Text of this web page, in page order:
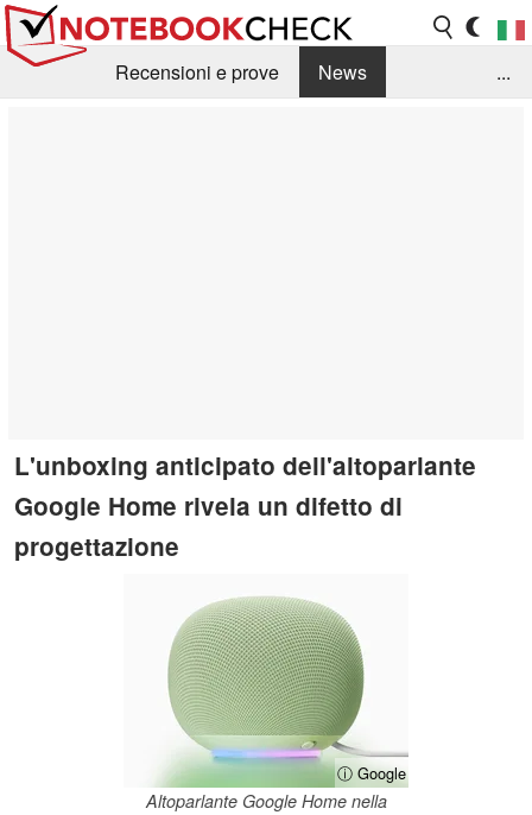
Recensioni e prove
News
...
L'unboxing anticipato dell'altoparlante
Google Home rivela un difetto di
progettazione
ⓘ Google
Altoparlante Google Home nella